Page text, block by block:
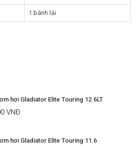
1 bánh lái
hơi Gladiator Elite Touring 12.6LT
VNĐ
hơi Gladiator Elite Touring 11.6